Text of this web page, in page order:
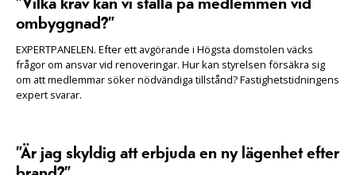
”Vilka krav kan vi ställa på medlemmen vid
ombyggnad?”
EXPERTPANELEN. Efter ett avgörande i Högsta domstolen väcks
frågor om ansvar vid renoveringar. Hur kan styrelsen försäkra sig
om att medlemmar söker nödvändiga tillstånd? Fastighetstidningens
expert svarar.
”Är jag skyldig att erbjuda en ny lägenhet efter